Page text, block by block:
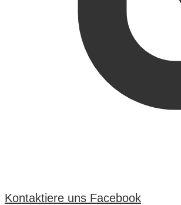
Kontaktiere uns Facebook